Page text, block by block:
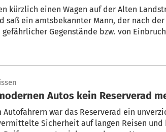
kürzlich einen Wagen auf der Alten
saß ein amtsbekannter Mann, der nach
gefährlicher Gegenstände bzw. von
modernen Autos kein Reserverad
Autofahrern war das Reserverad ein
Sicherheit auf langen Reisen